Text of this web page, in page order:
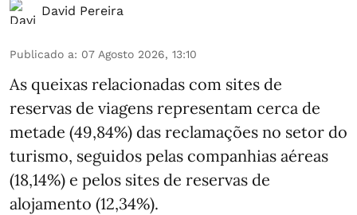
David Pereira
Publicado a: 07 Agosto 2026, 13:10
As queixas relacionadas com sites de
reservas de viagens representam cerca de
metade (49,84%) das reclamações no setor do
turismo, seguidos pelas companhias aéreas
(18,14%) e pelos sites de reservas de
alojamento (12,34%).